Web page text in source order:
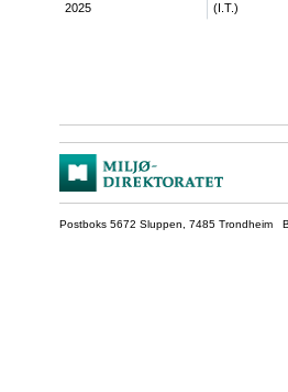
2025
(I.T.)
Postboks 5672 Sluppen, 7485 Trondheim